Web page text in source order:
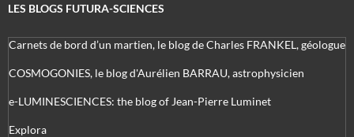
LES BLOGS FUTURA-SCIENCES
Carnets de bord d’un martien, le blog de Charles FRANKEL, géologue
COSMOGONIES, le blog d'Aurélien BARRAU, astrophysicien
e-LUMINESCIENCES: the blog of Jean-Pierre Luminet
Explora